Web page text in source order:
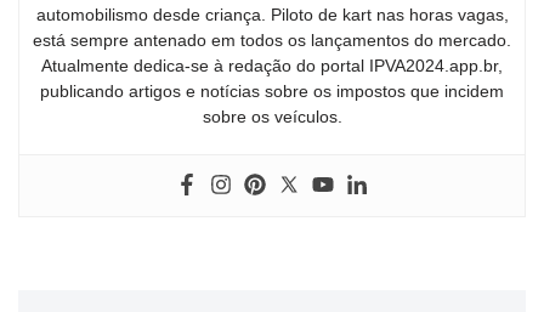
automobilismo desde criança. Piloto de kart nas horas vagas,
está sempre antenado em todos os lançamentos do mercado.
Atualmente dedica-se à redação do portal IPVA2024.app.br,
publicando artigos e notícias sobre os impostos que incidem
sobre os veículos.